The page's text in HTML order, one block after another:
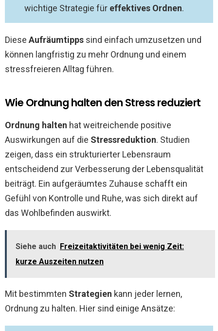
wichtige Strategie für effektives Ordnen.
Diese Aufräumtipps sind einfach umzusetzen und
können langfristig zu mehr Ordnung und einem
stressfreieren Alltag führen.
Wie Ordnung halten den Stress reduziert
Ordnung halten hat weitreichende positive
Auswirkungen auf die Stressreduktion. Studien
zeigen, dass ein strukturierter Lebensraum
entscheidend zur Verbesserung der Lebensqualität
beiträgt. Ein aufgeräumtes Zuhause schafft ein
Gefühl von Kontrolle und Ruhe, was sich direkt auf
das Wohlbefinden auswirkt.
Siehe auch Freizeitaktivitäten bei wenig Zeit:
kurze Auszeiten nutzen
Mit bestimmten Strategien kann jeder lernen,
Ordnung zu halten. Hier sind einige Ansätze: